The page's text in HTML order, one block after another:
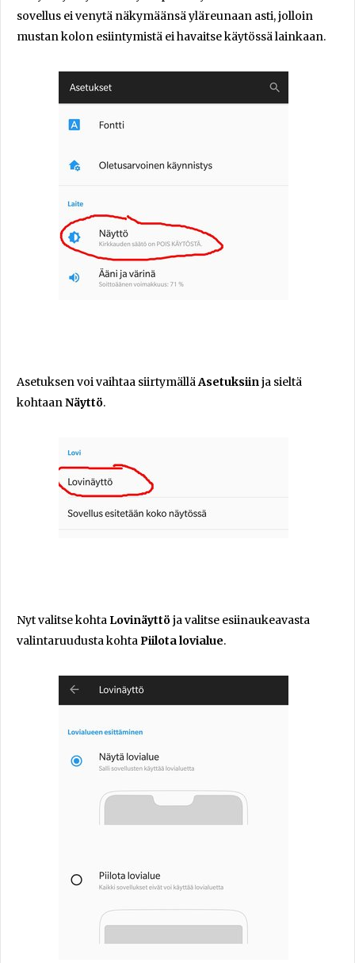
sovellus ei venytä näkymäänsä yläreunaan asti, jolloin
mustan kolon esiintymistä ei havaitse käytössä lainkaan.
Asetuksen voi vaihtaa siirtymälläAsetuksiinja sieltä
kohtaanNäyttö.
Nyt valitse kohta Lovinäyttöja valitse esiinaukeavasta
valintaruudusta kohtaPiilota lovialue.